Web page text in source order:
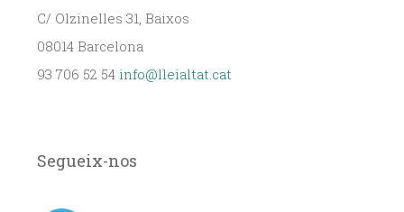
C/ Olzinelles 31, Baixos
08014 Barcelona
93 706 52 54 info@lleialtat.cat
Segueix-nos